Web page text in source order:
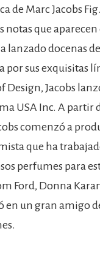
de Marc Jacobs
notas que
lanzado docenas
por sus exquisitas
Design, Jacobs
USA Inc. A partir
comenzó a
que ha
perfumes para
Ford, Donna
un gran amigo